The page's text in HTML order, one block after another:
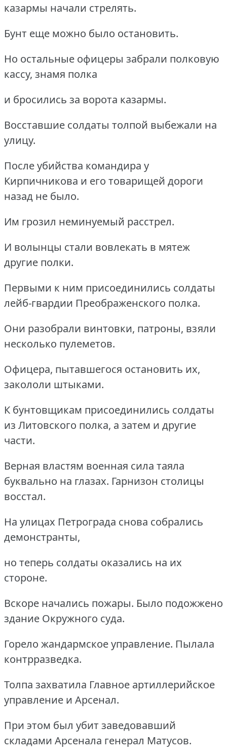
казармы начали стрелять.
Бунт еще можно было остановить.
Но остальные офицеры забрали полковую
кассу, знамя полка
и бросились за ворота казармы.
Восставшие солдаты толпой выбежали на
улицу.
После убийства командира у
Кирпичникова и его товарищей дороги
назад не было.
Им грозил неминуемый расстрел.
И волынцы стали вовлекать в мятеж
другие полки.
Первыми к ним присоединились солдаты
лейб-гвардии Преображенского полка.
Они разобрали винтовки, патроны, взяли
несколько пулеметов.
Офицера, пытавшегося остановить их,
закололи штыками.
К бунтовщикам присоединились солдаты
из Литовского полка, а затем и другие
части.
Верная властям военная сила таяла
буквально на глазах. Гарнизон столицы
восстал.
На улицах Петрограда снова собрались
демонстранты,
но теперь солдаты оказались на их
стороне.
Вскоре начались пожары. Было подожжено
здание Окружного суда.
Горело жандармское управление. Пылала
контрразведка.
Толпа захватила Главное артиллерийское
управление и Арсенал.
При этом был убит заведовавший
складами Арсенала генерал Матусов.